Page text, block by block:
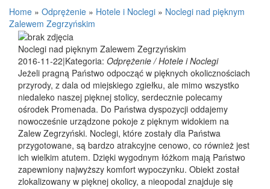
Home » Odprężenie » Hotele i Noclegi » Noclegi nad pięknym
Zalewem Zegrzyńskim
Noclegi nad pięknym Zalewem Zegrzyńskim
2016-11-22|Kategoria: Odprężenie / Hotele i Noclegi
Jeżeli pragną Państwo odpocząć w pięknych okolicznościach
przyrody, z dala od miejskiego zgiełku, ale mimo wszystko
niedaleko naszej pięknej stolicy, serdecznie polecamy
ośrodek Promenada. Do Państwa dyspozycji oddajemy
nowocześnie urządzone pokoje z pięknym widokiem na
Zalew Zegrzyński. Noclegi, które zostały dla Państwa
przygotowane, są bardzo atrakcyjne cenowo, co również jest
ich wielkim atutem. Dzięki wygodnym łóżkom mają Państwo
zapewniony najwyższy komfort wypoczynku. Obiekt został
zlokalizowany w pięknej okolicy, a nieopodal znajduje się